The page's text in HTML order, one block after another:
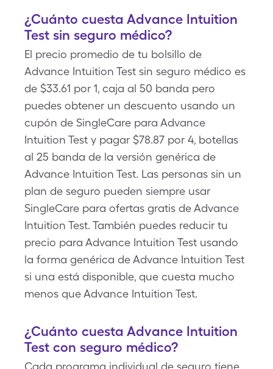
¿Cuánto cuesta Advance Intuition
Test sin seguro médico?
El precio promedio de tu bolsillo de
Advance Intuition Test sin seguro médico es
de $33.61 por 1, caja al 50 banda pero
puedes obtener un descuento usando un
cupón de SingleCare para Advance
Intuition Test y pagar $78.87 por 4, botellas
al 25 banda de la versión genérica de
Advance Intuition Test. Las personas sin un
plan de seguro pueden siempre usar
SingleCare para ofertas gratis de Advance
Intuition Test. También puedes reducir tu
precio para Advance Intuition Test usando
la forma genérica de Advance Intuition Test
si una está disponible, que cuesta mucho
menos que Advance Intuition Test.
¿Cuánto cuesta Advance Intuition
Test con seguro médico?
Cada programa individual de seguro tiene